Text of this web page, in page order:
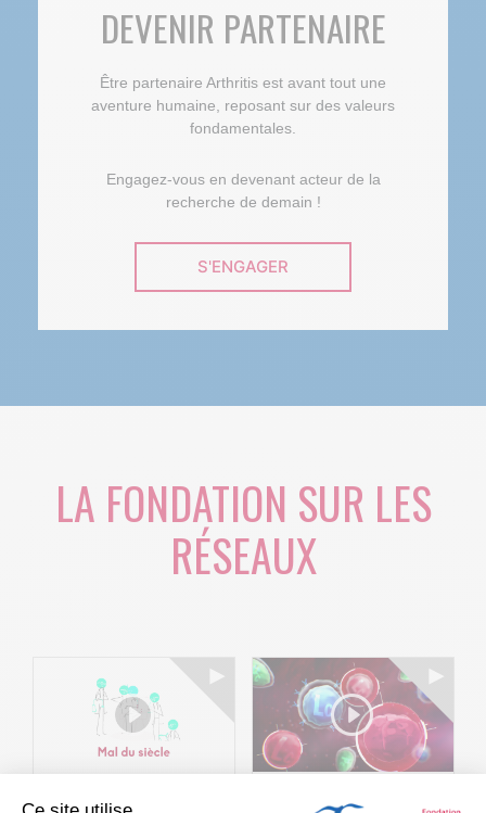
DEVENIR PARTENAIRE
Être partenaire Arthritis est avant tout une
aventure humaine, reposant sur des valeurs
fondamentales.
Engagez-vous en devenant acteur de la
recherche de demain !
S'ENGAGER
LA FONDATION SUR LES
RÉSEAUX